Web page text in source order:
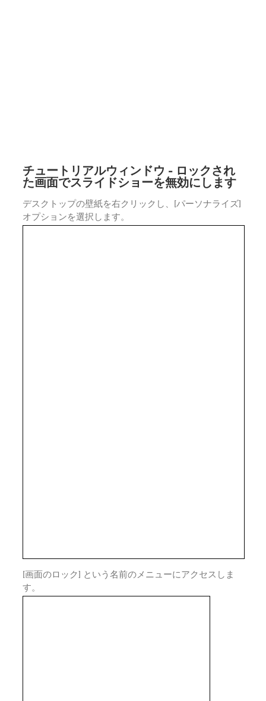
チュートリアルウィンドウ - ロックされ
た画面でスライドショーを無効にします
デスクトップの壁紙を右クリックし、[パーソナライズ]
オプションを選択します。
[画面のロック] という名前のメニューにアクセスしま
す。